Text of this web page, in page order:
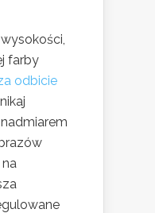
farby
odbicie